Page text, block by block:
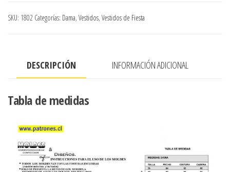
SKU: 1802 Categorías: Dama, Vestidos, Vestidos de Fiesta
DESCRIPCIÓN INFORMACIÓN ADICIONAL
Tabla de medidas